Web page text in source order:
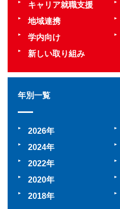
キャリア就職支援
地域連携
学内向け
新しい取り組み
年別一覧
2026
2024
2022
2020
2018